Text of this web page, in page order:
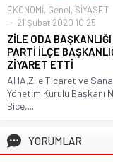
EKONOMİ, Genel, SİYASET
21 Şubat 2020 10:25
ZİLE ODA BAŞKANLIĞI
PARTİ İLÇE
ZİYARET ETTİ
AHA.Zile Ticaret ve
Yönetim Kurulu Başkanı
Bice,...
YORUMLAR